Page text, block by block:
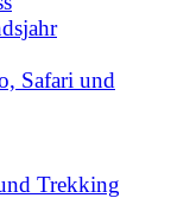
Safari und
Trekking